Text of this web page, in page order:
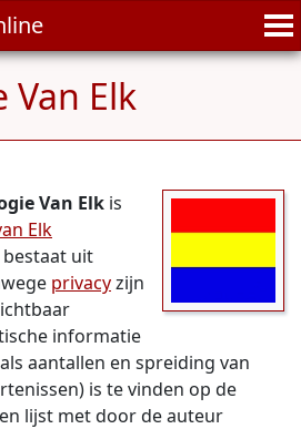
Van Elk
Van Elk is
Elk
bestaat uit
privacyzijn
informatie
aantallen en spreiding van
is te vinden op de
lijst met door de auteur